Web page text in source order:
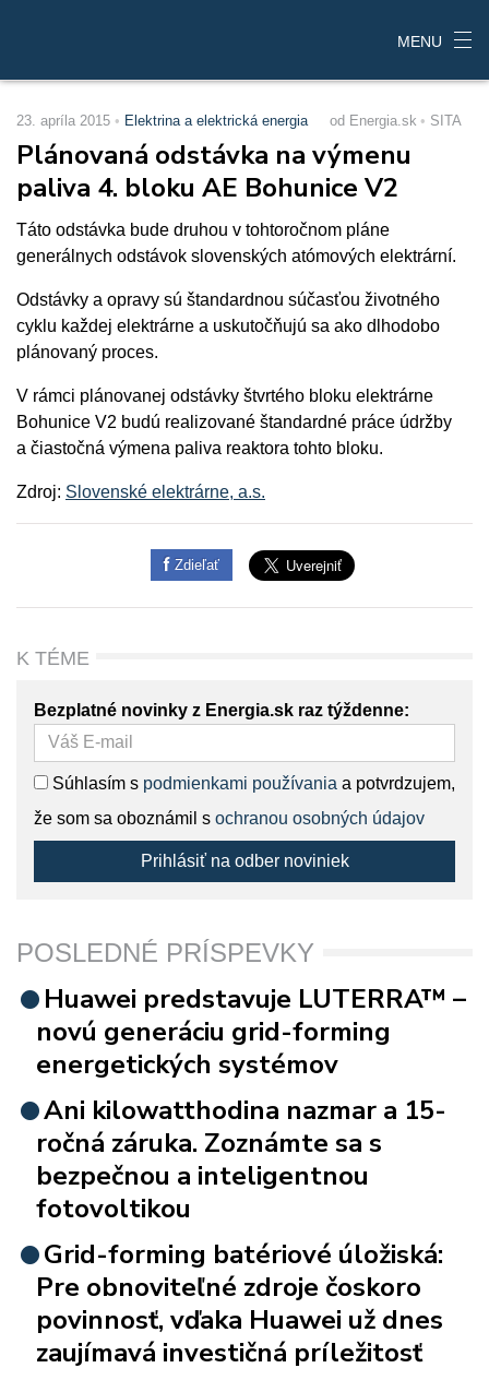
MENU
23. apríla 2015 Elektrina a elektrická energia od Energia.sk SITA
Plánovaná odstávka na výmenu
paliva 4. bloku AE Bohunice V2
Táto odstávka bude druhou v tohtoročnom pláne
generálnych odstávok slovenských atómových elektrární.
Odstávky a opravy sú štandardnou súčasťou životného
cyklu každej elektrárne a uskutočňujú sa ako dlhodobo
plánovaný proces.
V rámci plánovanej odstávky štvrtého bloku elektrárne
Bohunice V2 budú realizované štandardné práce údržby
a čiastočná výmena paliva reaktora tohto bloku.
Zdroj: Slovenské elektrárne, a.s.
Zdieľať
K TÉME
Bezplatné novinky z Energia.sk raz týždenne:
Súhlasím s podmienkami používania a potvrdzujem,
že som sa oboznámil s ochranou osobných údajov
Prihlásiť na odber noviniek
POSLEDNÉ PRÍSPEVKY
Huawei predstavuje LUTERRA™ –
novú generáciu grid-forming
energetických systémov
Ani kilowatthodina nazmar a 15-
ročná záruka. Zoznámte sa s
bezpečnou a inteligentnou
fotovoltikou
Grid-forming batériové úložiská:
Pre obnoviteľné zdroje čoskoro
povinnosť, vďaka Huawei už dnes
zaujímavá investičná príležitosť